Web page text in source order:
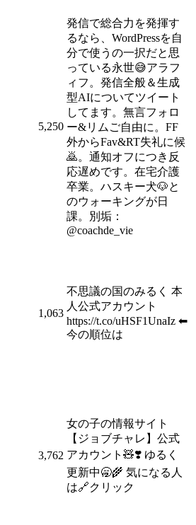
5,250
発信で総合力を発揮す
るなら、WordPressを自
分で使うの一択だと思
っている永世😅アラフ
ィフ。発信全般＆生成
型AIについてツイート
してます。無言フォロ
ー&リムご自由に。FF
外からFav&RT失礼に候
🙇。通知オフにつき反
応遅めです。在宅介護
卒業。ハスキー犬🐶と
のウォーキングが日
課。別垢：
@coachde_vie
1,063
不思議の国のみるく 本
人公式アカウント
https://t.co/uHSF1UnaIz ⬅︎
今の順位は
3,762
女の子の情報サイト
【ジョブチャレ】公式
アカウント🧸❣️ ゆるく
更新中🥱🌾 気になる人
は🔗クリック